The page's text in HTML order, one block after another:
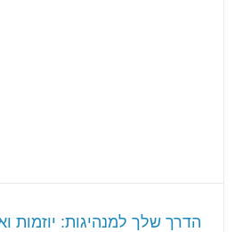
הדרך שלך למנהיגות: יוזמות